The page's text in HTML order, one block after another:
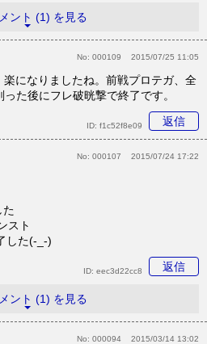
ント (1) を見る
No: 000109 2015/07/25 11:05
になりましたね。前戦プロテガ、全
た後にフレ破晄撃で終了です。
返信
ID: f1c52f8e09
No: 000107 2015/07/24 17:22
た
スト
した(-_-)
返信
ID: eec3d22cc8
ント (1) を見る
No: 000094 2015/03/14 13:02